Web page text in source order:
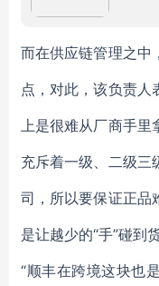
而在供应链管理之中
点，对此，该负责人
上是很难从厂商手里
充斥着一级、二级三
司，所以要保证正品
是让越少的“手”碰到货
“顺丰在跨境这块也